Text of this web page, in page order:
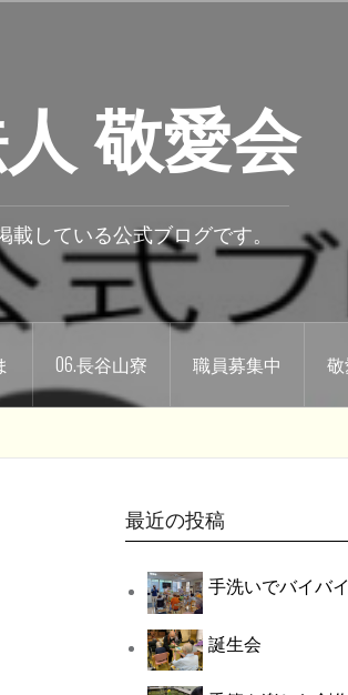
敬愛会
している公式ブログです。
06.長谷山寮 職員募集中 敬
最近の投稿
手洗いでバイバ
誕生会